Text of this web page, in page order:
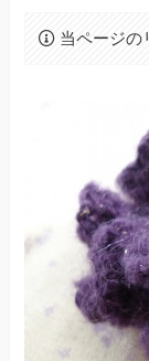
当ページの